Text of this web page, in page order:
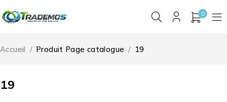
0
19
Accueil / Produit Page catalogue / 19